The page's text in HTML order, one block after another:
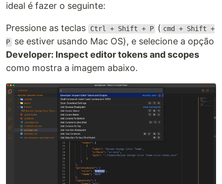
ideal é fazer o seguinte:
Pressione as teclas Ctrl + Shift + P ( cmd + Shift +
P se estiver usando Mac OS), e selecione a opção
Developer: Inspect editor tokens and scopes
como mostra a imagem abaixo.